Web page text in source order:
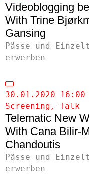
Videoblogging
Trine
Gansing
Pässe und
erwerben
30.01.2020 16:00
Screening
Talk
Telematic New
Cana Bilir-
Chandoutis
Pässe und
erwerben